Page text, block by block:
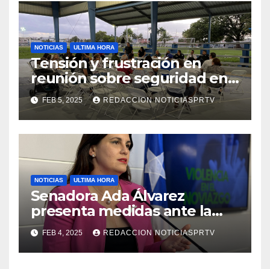
NOTICIAS ULTIMA HORA
Tensión y frustración en
reunión sobre seguridad en
Reparto Metropolitano
FEB 5, 2025 REDACCION NOTICIASPRTV
NOTICIAS ULTIMA HORA
Senadora Ada Álvarez
presenta medidas ante la
violencia en el noviazgo
FEB 4, 2025 REDACCION NOTICIASPRTV